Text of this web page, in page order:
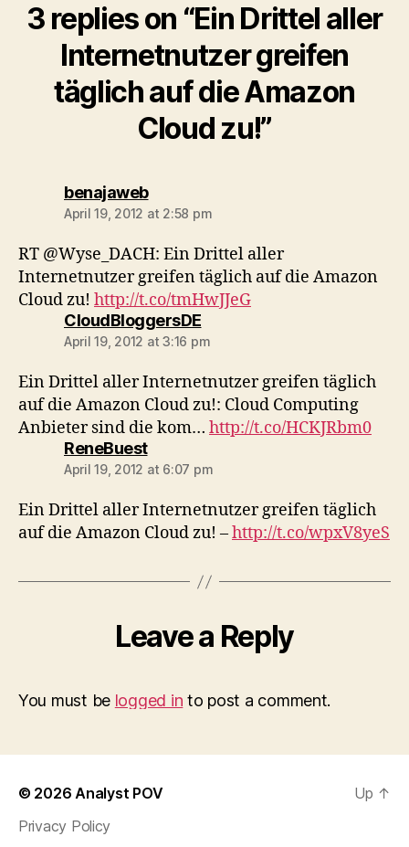
3 replies on “Ein Drittel aller
Internetnutzer greifen
täglich auf die Amazon
Cloud zu!”
benajawebsays:
April 19, 2012 at 2:58 pm
RT @Wyse_DACH: Ein Drittel aller
Internetnutzer greifen täglich auf die Amazon
Cloud zu! http://t.co/tmHwJJeG
CloudBloggersDEsays:
April 19, 2012 at 3:16 pm
Ein Drittel aller Internetnutzer greifen täglich
auf die Amazon Cloud zu!: Cloud Computing
Anbieter sind die kom… http://t.co/HCKJRbm0
ReneBuestsays:
April 19, 2012 at 6:07 pm
Ein Drittel aller Internetnutzer greifen täglich
auf die Amazon Cloud zu! –http://t.co/wpxV8yeS
Leave a Reply
You must be logged in to post a comment.
© 2026Analyst POV
Privacy Policy
Up ↑